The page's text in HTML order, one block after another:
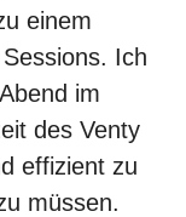
einem
Ich
im
des Venty
effizient zu
müssen.